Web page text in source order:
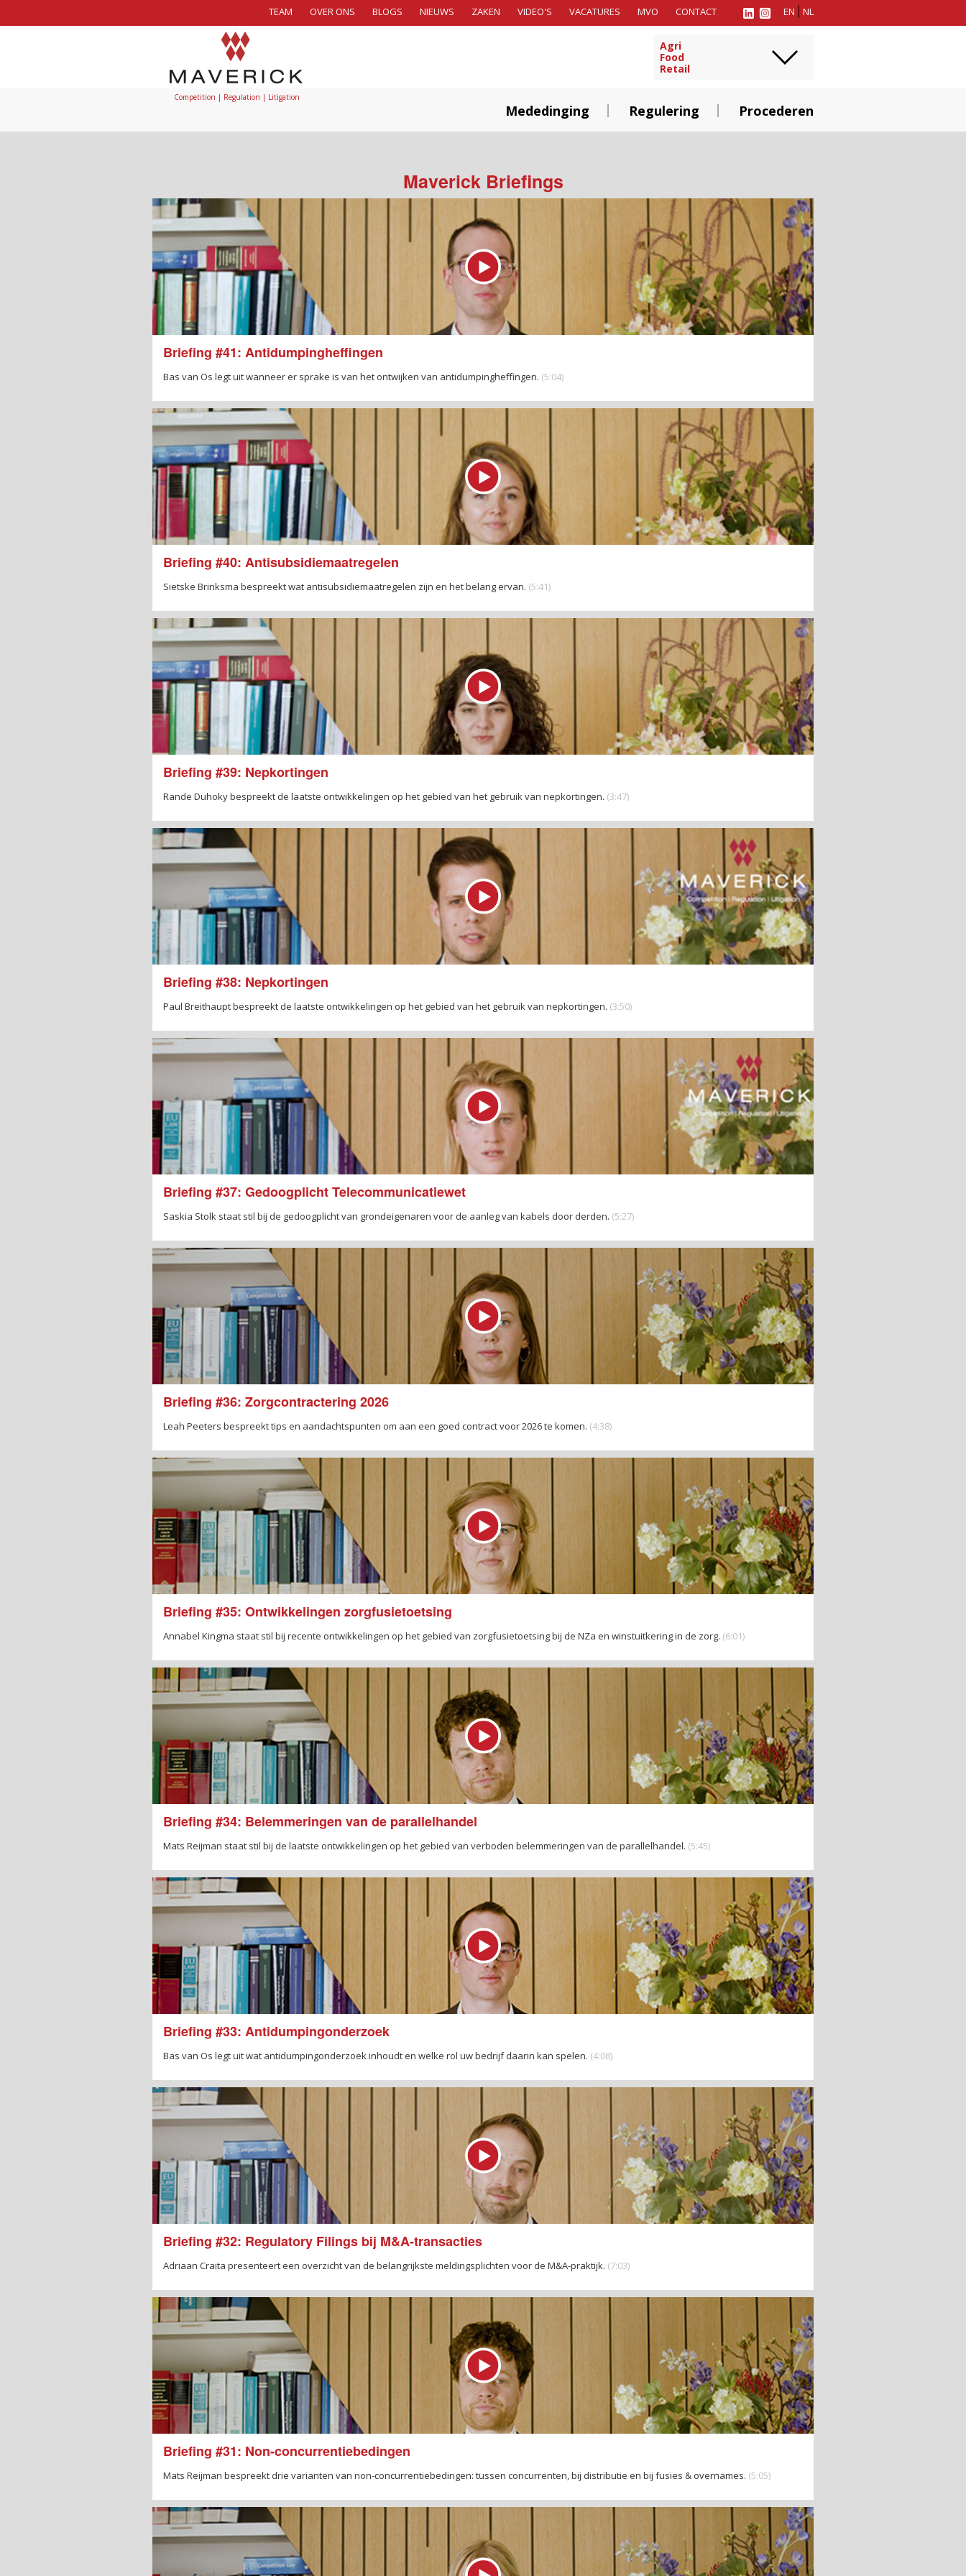
EN NL
TEAM OVER ONS BLOGS NIEUWS ZAKEN VIDEO'S VACATURES MVO CONTACT
Competition | Regulation | Litigation
Agri
Food
Retail
Mededinging Regulering Procederen
Maverick Briefings
Briefing #41: Antidumpingheffingen
Bas van Os legt uit wanneer er sprake is van het ontwijken van antidumpingheffingen. (5:04)
Briefing #40: Antisubsidiemaatregelen
Sietske Brinksma bespreekt wat antisubsidiemaatregelen zijn en het belang ervan. (5:41)
Briefing #39: Nepkortingen
Rande Duhoky bespreekt de laatste ontwikkelingen op het gebied van het gebruik van nepkortingen. (3:47)
Briefing #38: Nepkortingen
Paul Breithaupt bespreekt de laatste ontwikkelingen op het gebied van het gebruik van nepkortingen. (3:50)
Briefing #37: Gedoogplicht Telecommunicatiewet
Saskia Stolk staat stil bij de gedoogplicht van grondeigenaren voor de aanleg van kabels door derden. (5:27)
Briefing #36: Zorgcontractering 2026
Leah Peeters bespreekt tips en aandachtspunten om aan een goed contract voor 2026 te komen. (4:38)
Briefing #35: Ontwikkelingen zorgfusietoetsing
Annabel Kingma staat stil bij recente ontwikkelingen op het gebied van zorgfusietoetsing bij de NZa en winstuitkering in de zorg. (6:01)
Briefing #34: Belemmeringen van de parallelhandel
Mats Reijman staat stil bij de laatste ontwikkelingen op het gebied van verboden belemmeringen van de parallelhandel. (5:45)
Briefing #33: Antidumpingonderzoek
Bas van Os legt uit wat antidumpingonderzoek inhoudt en welke rol uw bedrijf daarin kan spelen. (4:08)
Briefing #32: Regulatory Filings bij M&A-transacties
Adriaan Craita presenteert een overzicht van de belangrijkste meldingsplichten voor de M&A-praktijk. (7:03)
Briefing #31: Non-concurrentiebedingen
Mats Reijman bespreekt drie varianten van non-concurrentiebedingen: tussen concurrenten, bij distributie en bij fusies & overnames. (5:05)